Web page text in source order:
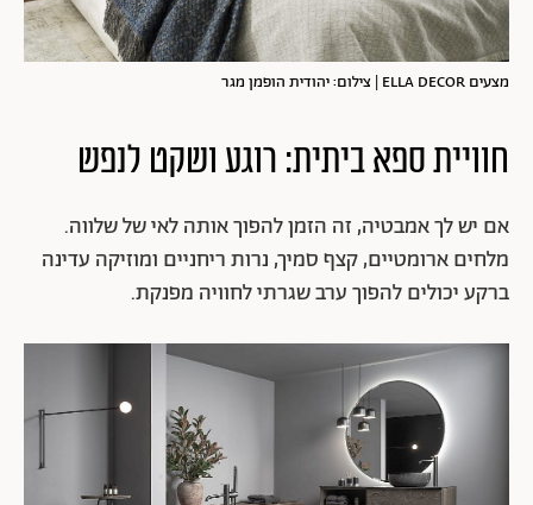
מצעים ELLA DECOR | צילום: יהודית הופמן מגר
חוויית ספא ביתית: רוגע ושקט לנפש
אם יש לך אמבטיה, זה הזמן להפוך אותה לאי של שלווה.
מלחים ארומטיים, קצף סמיך, נרות ריחניים ומוזיקה עדינה
ברקע יכולים להפוך ערב שגרתי לחוויה מפנקת.